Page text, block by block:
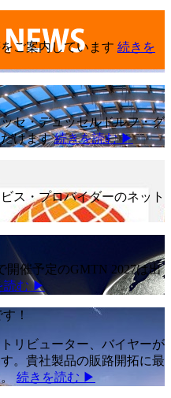
ご案内しています 続きを
セ・デュッセルドルフ・グ
だけます続きを読む ▶
ス・プロバイダーのネット
開催予定のGMTN 2027は出
読む ▶
！
リビューター、バイヤーが
。貴社製品の販路開拓に最
続きを読む ▶